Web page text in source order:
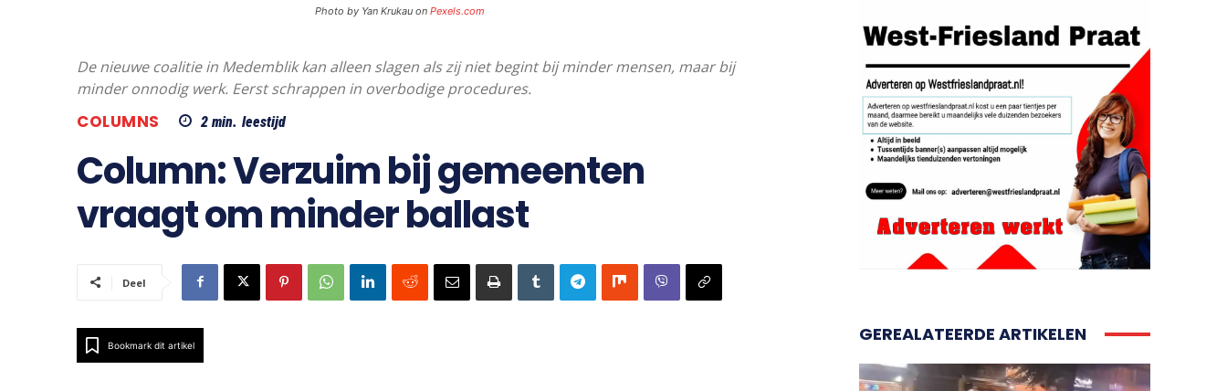
Photo by Yan Krukau onPexels.com
De nieuwe coalitie in Medemblik kan alleen slagen als zij niet begint bij minder mensen, maar bij
minder onnodig werk. Eerst schrappen in overbodige procedures.
COLUMNS 2min. leestijd
Column: Verzuim bij gemeenten
vraagt om minder ballast
Deel
Bookmark dit artikel GEREALATEERDE ARTIKELEN